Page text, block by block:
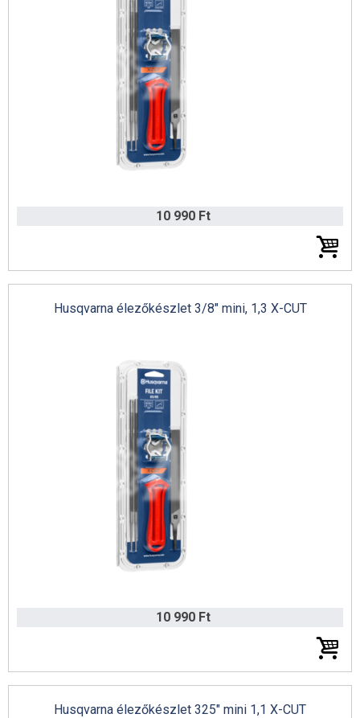
10 990 Ft
Husqvarna élezőkészlet 3/8" mini, 1,3 X-CUT
10 990 Ft
Husqvarna élezőkészlet 325" mini 1,1 X-CUT